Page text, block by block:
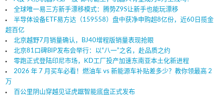
全球唯一易三方新手漂移模式：腾势Z9S让新手也能玩漂移
半导体设备ETF易方达（159558）盘中获净申购超8亿份，近60日揽金
超百亿
北京越野7月销量确认，BJ40增程版销量表现抢眼
北京81口碑BIP发布会举行：以“八一”之名，赴品质之约
零跑正式登陆印尼市场，KD工厂投产加速东南亚本土化新进程
2026 年 7 月买车必看！燃油车 vs 新能源车补贴差多少？教你领最高 2
万
百公里阴山穿越见证虎踞智能底盘正式发布